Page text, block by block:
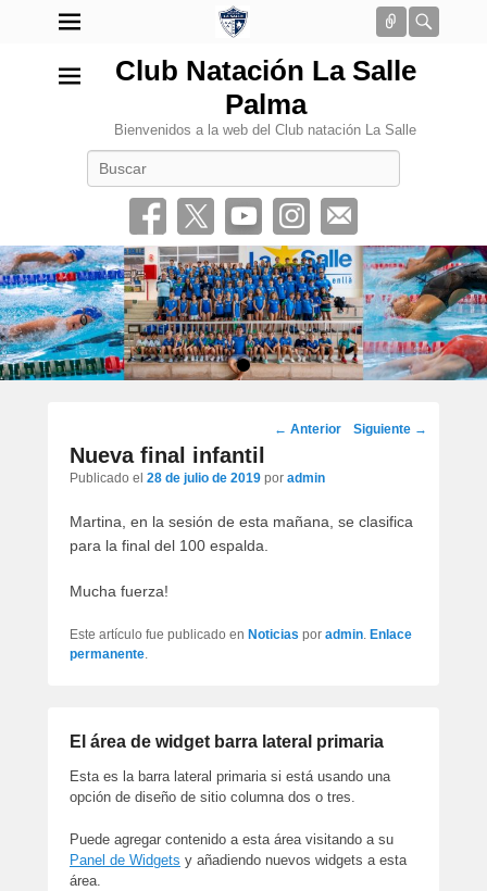
Conectar
Club Natación La Salle
Palma
Bienvenidos a la web del Club natación La Salle
•
Navegación
los
← Anterior Siguiente →
Nueva final infantil
Publicado el 28 de julio de 2019 por admin
Martina, en la sesión de esta mañana, se clasifica
para la final del 100 espalda.
Mucha fuerza!
Este artículo fue publicado en Noticias por admin. Enlace
permanente.
El área de widget barra lateral primaria
Esta es la barra lateral primaria si está usando una
opción de diseño de sitio columna dos o tres.
Puede agregar contenido a esta área visitando a su
Panel de Widgets y añadiendo nuevos widgets a esta
área.